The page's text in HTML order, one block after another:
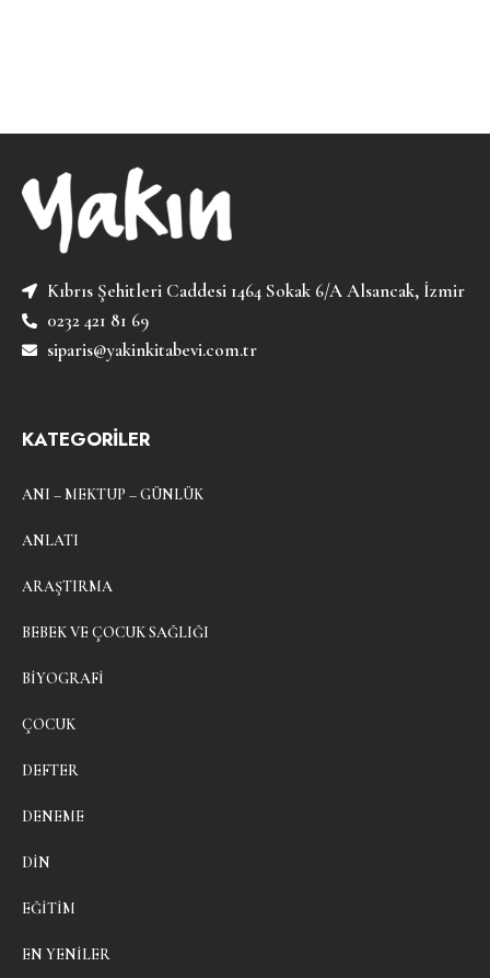
Kıbrıs Şehitleri Caddesi 1464 Sokak 6/A Alsancak, İzmir
0232 421 81 69
siparis@yakinkitabevi.com.tr
KATEGORİLER
ANI – MEKTUP – GÜNLÜK
ANLATI
ARAŞTIRMA
BEBEK VE ÇOCUK SAĞLIĞI
BIYOGRAFI
ÇOCUK
DEFTER
DENEME
DIN
EĞITIM
EN YENILER